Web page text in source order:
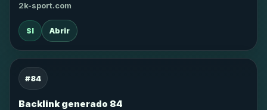
2k-sport.com
SI Abrir
#84
Backlink generado 84